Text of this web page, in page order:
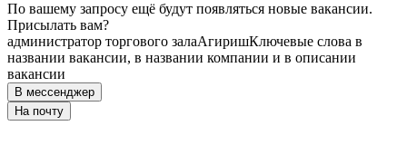
По вашему запросу ещё будут появляться новые вакансии.
Присылать вам?
администратор торгового залаАгиришКлючевые слова в
названии вакансии, в названии компании и в описании
вакансии
В мессенджер
На почту